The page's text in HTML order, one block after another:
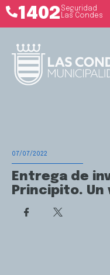
1402 Seguridad
Las Condes
07/07/2022
Entrega de
Principito. Un